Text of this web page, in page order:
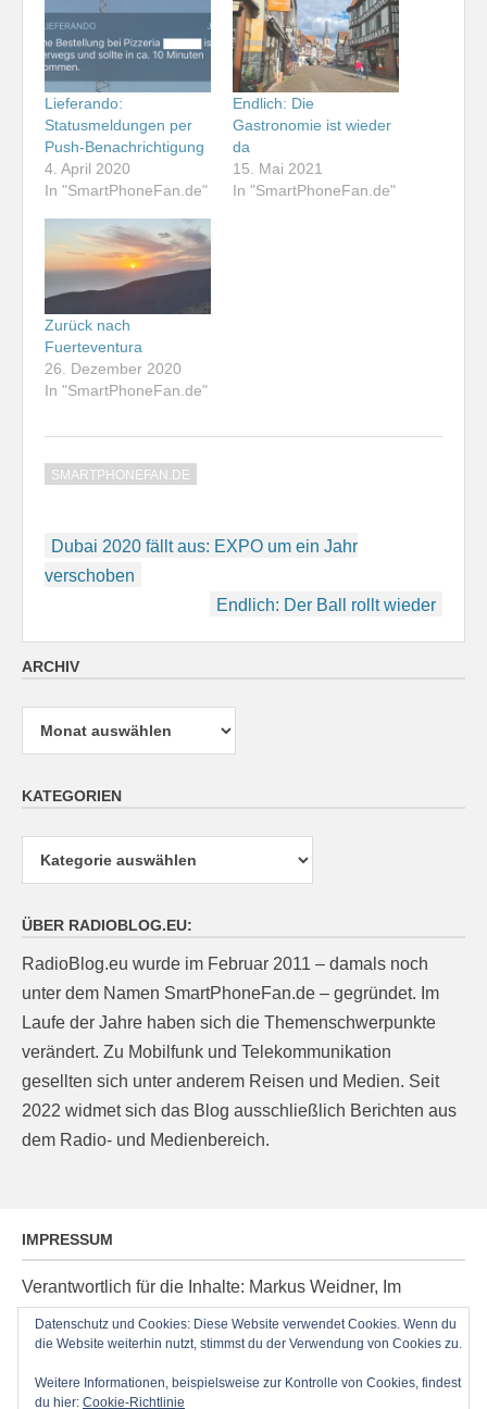
Lieferando:
Statusmeldungen per
Push-Benachrichtigung
4. April 2020
In "SmartPhoneFan.de"
Endlich: Die
Gastronomie ist wieder
da
15. Mai 2021
In "SmartPhoneFan.de"
Zurück nach
Fuerteventura
26. Dezember 2020
In "SmartPhoneFan.de"
SMARTPHONEFAN.DE
Beitragsnavigation
Dubai 2020 fällt aus: EXPO um ein Jahr
verschoben
Endlich: Der Ball rollt wieder
ARCHIV
Archiv
KATEGORIEN
ÜBER RADIOBLOG.EU:
RadioBlog.eu wurde im Februar 2011 – damals noch
unter dem Namen SmartPhoneFan.de – gegründet. Im
Laufe der Jahre haben sich die Themenschwerpunkte
verändert. Zu Mobilfunk und Telekommunikation
gesellten sich unter anderem Reisen und Medien. Seit
2022 widmet sich das Blog ausschließlich Berichten aus
dem Radio- und Medienbereich.
IMPRESSUM
Verantwortlich für die Inhalte: Markus Weidner, Im
Ziegelacker 20, D-63599 Biebergemünd, E-Mail:
post@radioblog.eu
Technik und Administration: Thomas Michel
Datenschutz und Cookies: Diese Website verwendet Cookies. Wenn du
die Website weiterhin nutzt, stimmst du der Verwendung von Cookies zu.
Weitere Informationen, beispielsweise zur Kontrolle von Cookies, findest
du hier: Cookie-Richtlinie